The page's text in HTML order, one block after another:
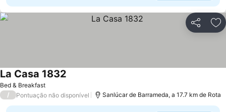
Partilhar
Bed & Breakfast
La Casa 1832
/ Pontuação não disponível Sanlúcar de Barrameda, a 17.7 km de Rota